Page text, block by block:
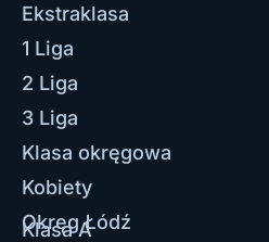
Ekstraklasa
1 Liga
2 Liga
3 Liga
Klasa okręgowa
Kobiety
Okręg Łódź
Klasa A